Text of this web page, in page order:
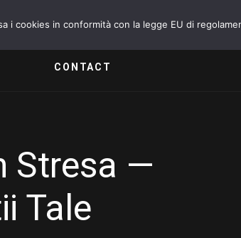
GALLERII RECENZII DESPRE
CONTACT
Stresa —
Tale
cookies in conformità con la legge EU di